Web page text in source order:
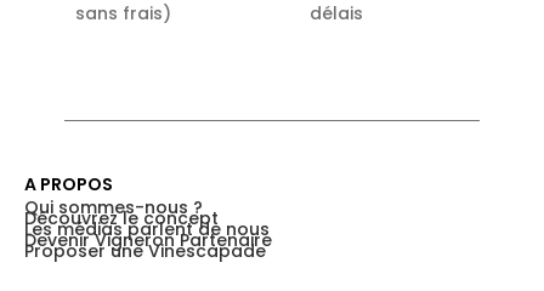
sans frais)
délais
A PROPOS
Qui sommes-nous ?
Découvrez le concept
Les médias parlent de nous
Devenir Vigneron Partenaire
Proposer une Vinescapade